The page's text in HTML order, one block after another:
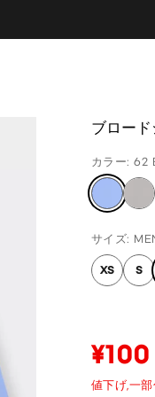
ブロー
カラー: 62
サイズ:
XS S
¥100
値下げ,一